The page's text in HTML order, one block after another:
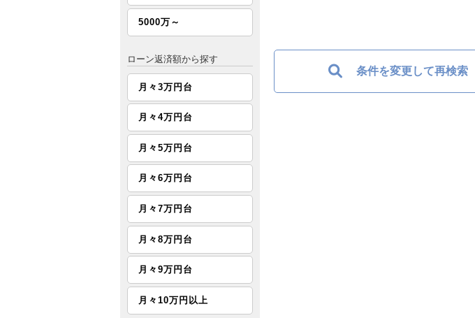
条件を変更して再検索
5000万～
ローン返済額から探す
月々3万円台
月々4万円台
月々5万円台
月々6万円台
月々7万円台
月々8万円台
月々9万円台
月々10万円以上